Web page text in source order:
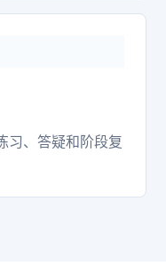
习、答疑和阶段复